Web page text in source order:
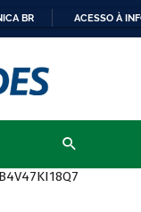
BR ACESSO À